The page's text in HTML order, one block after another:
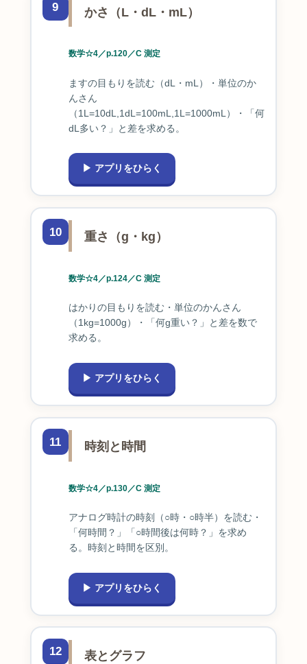
9 かさ（L・dL・mL）
数学☆4／p.120／C 測定
ますの目もりを読む（dL・mL）・単位のか
んさん
（1L=10dL,1dL=100mL,1L=1000mL）・「何
dL多い？」と差を求める。
▶ アプリをひらく
10 重さ（g・kg）
数学☆4／p.124／C 測定
はかりの目もりを読む・単位のかんさん
（1kg=1000g）・「何g重い？」と差を数で
求める。
▶ アプリをひらく
11 時刻と時間
数学☆4／p.130／C 測定
アナログ時計の時刻（○時・○時半）を読む・
「何時間？」「○時間後は何時？」を求め
る。時刻と時間を区別。
▶ アプリをひらく
12 表とグラフ